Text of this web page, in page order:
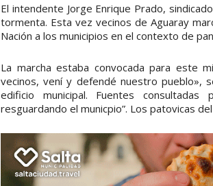
El intendente Jorge Enrique Prado,
tormenta. Esta vez vecinos de Aguaray
Nación a los municipios en el contexto de
La marcha estaba convocada para este
vecinos, vení y defendé nuestro pueblo»,
edificio municipal. Fuentes
resguardando el municpio”. Los patovicas